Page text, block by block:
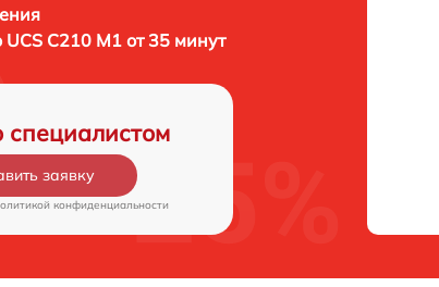
UCS C210 M1 от 35 минут
специалистом
заявку
конфиденциальности